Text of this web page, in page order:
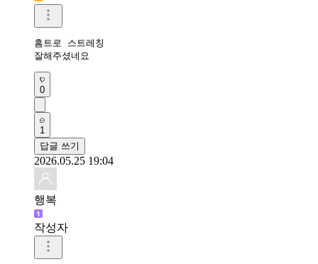
홈트로 스트레칭
잘해주셨네요
0
1
답글 쓰기
2026.05.25 19:04
행복
작성자